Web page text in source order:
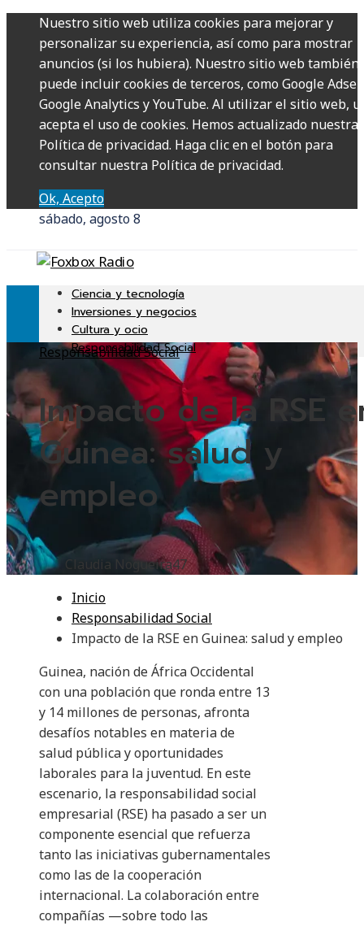
Nuestro sitio web utiliza cookies para mejorar y
personalizar su experiencia, así como para mostrar
anuncios (si los hubiera). Nuestro sitio web también
puede incluir cookies de terceros, como Google
Google Analytics y YouTube. Al utilizar el sitio web,
acepta el uso de cookies. Hemos actualizado nuestra
Política de privacidad. Haga clic en el botón para
consultar nuestra Política de privacidad.
Ok, Acepto
sábado, agosto 8
Ciencia y tecnología
Inversiones y negocios
Cultura y ocio
Responsabilidad Social
Responsabilidad Social
Impacto de la RSE
Guinea: salud y
empleo
Claudia Nogueira47
Inicio
Responsabilidad Social
Impacto de la RSE en Guinea: salud y empleo
Guinea, nación de África Occidental
con una población que ronda entre 13
y 14 millones de personas, afronta
desafíos notables en materia de
salud pública y oportunidades
laborales para la juventud. En este
escenario, la responsabilidad social
empresarial (RSE) ha pasado a ser un
componente esencial que refuerza
tanto las iniciativas gubernamentales
como las de la cooperación
internacional. La colaboración entre
compañías —sobre todo las